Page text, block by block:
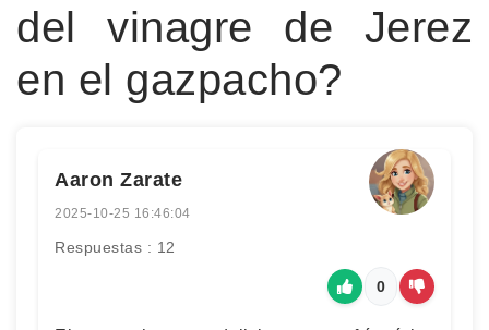
del vinagre de Jerez
en el gazpacho?
Aaron Zarate
2025-10-25 16:46:04
Respuestas : 12
0